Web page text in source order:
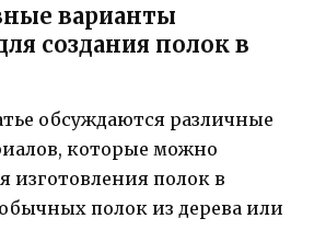
варианты
создания полок в
обсуждаются различные
которые можно
изготовления полок в
полок из дерева или